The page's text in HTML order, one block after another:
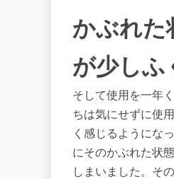
かぶれた
が少しふ
そして使用を一年
ちは気にせずに使
く感じるようにな
にそのかぶれた状
しまいました。そ